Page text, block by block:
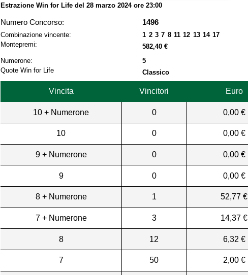
Estrazione Win for Life del 28 marzo 2024 ore 23:00
Numero Concorso: 1496
Combinazione vincente:
1 2 3 7 8 11 12 13 14 17
Montepremi:
582,40 €
Numerone:
5
Quote Win for Life
Classico
Vincita Vincitori Euro
10 + Numerone 0 0,00 €
10 0 0,00 €
9 + Numerone 0 0,00 €
9 0 0,00 €
8 + Numerone 1 52,77 €
7 + Numerone 3 14,37 €
8 12 6,32 €
7 50 2,00 €